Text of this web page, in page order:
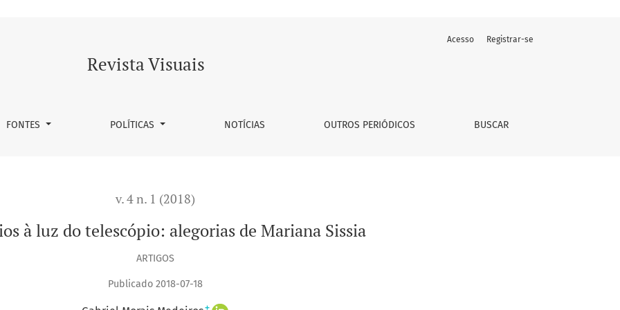
Sissia
Revista Visuais
FONTES POLÍTICAS NOTÍCIAS OUTROS PERIÓDICOS BUSCAR
Acesso Registrar-se
v. 4 n. 1 (2018)
à luz do telescópio: alegorias de Mariana Sissia
ARTIGOS
Publicado 2018-07-18
+